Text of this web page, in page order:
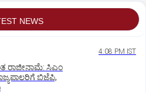
NEWS
4:08 PM IST
ರಾಜೀನಾಮೆ: ಸಿಎಂ
ಬಿಜೆಪಿ,